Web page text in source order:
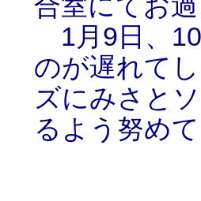
1月9日、
のが遅れて
ズにみさと
るよう努め